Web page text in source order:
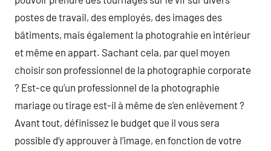
postes de travail, des employés, des images des
bâtiments, mais également la photograhie en intérieur
et même en appart. Sachant cela, par quel moyen
choisir son professionnel de la photographie corporate
? Est-ce qu’un professionnel de la photographie
mariage ou tirage est-il à même de s’en enlèvement ?
Avant tout, définissez le budget que il vous sera
possible d’y approuver à l’image, en fonction de votre